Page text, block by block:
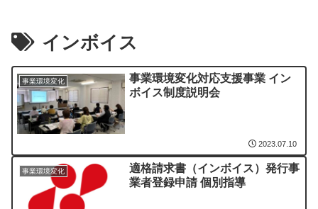
インボイス
事業環境変化
事業環境変化対応支援事業 イン
ボイス制度説明会
2023.07.10
事業環境変化
適格請求書（インボイス）発行事
業者登録申請 個別指導